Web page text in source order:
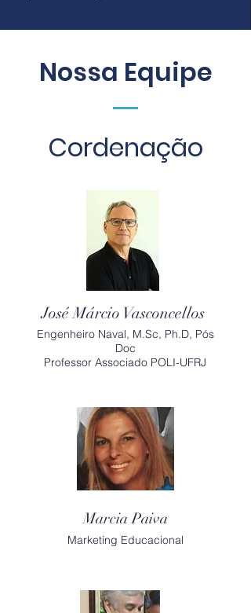
Nossa Equipe
Cordenação
José Márcio Vasconcellos
Engenheiro Naval, M.Sc, Ph.D, Pós
Doc
Professor Associado POLI-UFRJ
Marcia Paiva
Marketing Educacional